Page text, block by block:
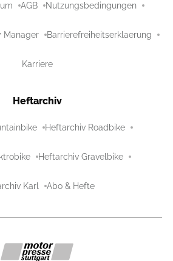
AGB Nutzungsbedingungen
Manager Barrierefreiheitserklaerung
Karriere
Heftarchiv
Heftarchiv Roadbike
Heftarchiv Gravelbike
Karl Abo & Hefte